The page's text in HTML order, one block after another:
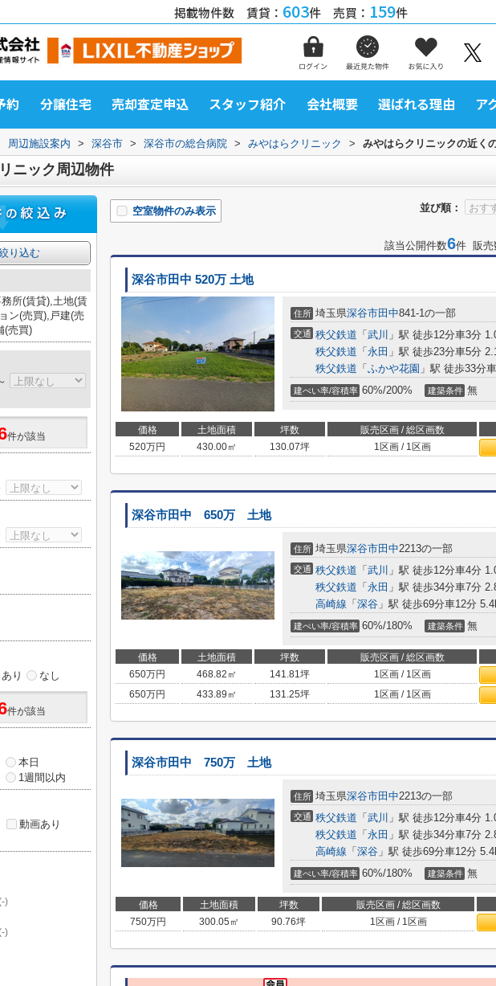
掲載物件数 賃貸： 603件 売買： 159件
約 分譲住宅 売却査定申込 スタッフ紹介 会社概要 選ばれる理由 ア
周辺施設案内 > 深谷市 > 深谷市の総合病院 > みやはらクリニック > みやはらクリニックの近く
ニック周辺物件
並び順：
空室物件のみ表示
該当公開件数6件 販売
深谷市田中 520万 土地
住所 埼玉県深谷市田中841-1の一部
交通 秩父鉄道 「 武川 」駅 徒歩12分車3分
秩父鉄道 「 永田 」駅 徒歩23分車5分
秩父鉄道 「 ふかや花園 」駅 徒歩33分
建ぺい率/容積率 60%/200% 建築条件 無
価格 土地面積 坪数 販売区画 / 総区画数
520万円 430.00㎡ 130.07坪 1区画 / 1区画
深谷市田中 650万 土地
住所 埼玉県深谷市田中2213の一部
交通 秩父鉄道 「 武川 」駅 徒歩12分車4分
秩父鉄道 「 永田 」駅 徒歩34分車7分
高崎線 「 深谷 」駅 徒歩69分車12分
建ぺい率/容積率 60%/180% 建築条件 無
価格 土地面積 坪数 販売区画 / 総区画数
650万円 468.82㎡ 141.81坪 1区画 / 1区画
650万円 433.89㎡ 131.25坪 1区画 / 1区画
深谷市田中 750万 土地
住所 埼玉県深谷市田中2213の一部
交通 秩父鉄道 「 武川 」駅 徒歩12分車4分
秩父鉄道 「 永田 」駅 徒歩34分車7分
高崎線 「 深谷 」駅 徒歩69分車12分
建ぺい率/容積率 60%/180% 建築条件 無
価格 土地面積 坪数 販売区画 / 総区画数
750万円 300.05㎡ 90.76坪 1区画 / 1区画
り込む
所(賃貸),土地(賃
ン(売買),戸建(売
(売買)
件が該当
あり なし
件が該当
本日
1週間以内
動画あり
)
)